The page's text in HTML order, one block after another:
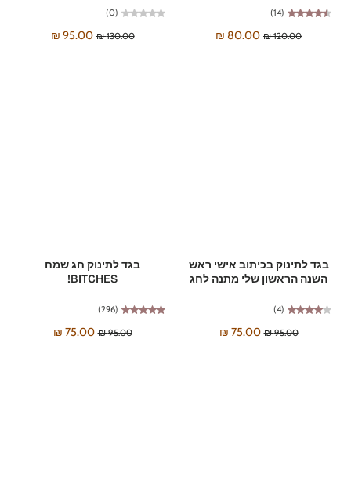
(14)
120.00 ₪
80.00 ₪
(0)
130.00 ₪
95.00 ₪
בגד לתינוק בכיתוב אישי ראש
השנה הראשון שלי מתנה לחג
(4)
95.00 ₪
75.00 ₪
בגד לתינוק חג שמח
BITCHES!
(296)
95.00 ₪
75.00 ₪